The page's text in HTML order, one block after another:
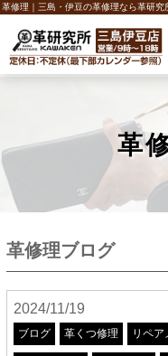
革修理｜三島・伊豆の革修理なら革研究
革
革修理ブログ
2024/11/19
ブログ 革くつ修理 リペア